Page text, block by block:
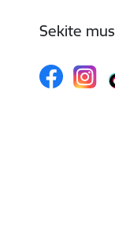
Sekite mus